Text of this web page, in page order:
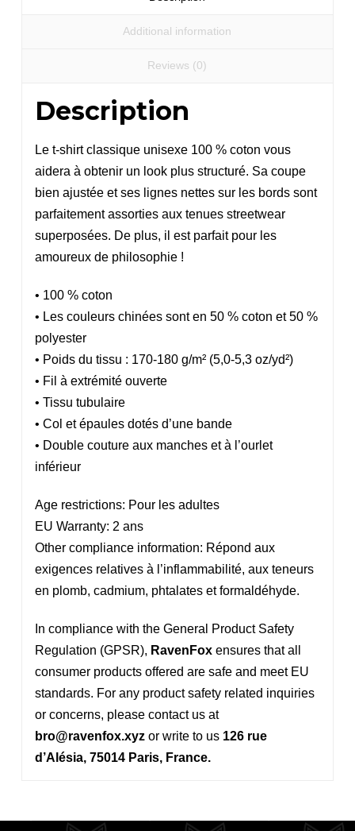
Additional information
Reviews (0)
Description
Le t-shirt classique unisexe 100 % coton vous
aidera à obtenir un look plus structuré. Sa coupe
bien ajustée et ses lignes nettes sur les bords sont
parfaitement assorties aux tenues streetwear
superposées. De plus, il est parfait pour les
amoureux de philosophie !
• 100 % coton
• Les couleurs chinées sont en 50 % coton et 50 %
polyester
• Poids du tissu : 170-180 g/m² (5,0-5,3 oz/yd²)
• Fil à extrémité ouverte
• Tissu tubulaire
• Col et épaules dotés d’une bande
• Double couture aux manches et à l’ourlet
inférieur
Age restrictions: Pour les adultes
EU Warranty: 2 ans
Other compliance information: Répond aux
exigences relatives à l’inflammabilité, aux teneurs
en plomb, cadmium, phtalates et formaldéhyde.
In compliance with the General Product Safety
Regulation (GPSR), RavenFoxensures that all
consumer products offered are safe and meet EU
standards. For any product safety related inquiries
or concerns, please contact us at
bro@ravenfox.xyzor write to us 126 rue
d’Alésia, 75014 Paris, France.